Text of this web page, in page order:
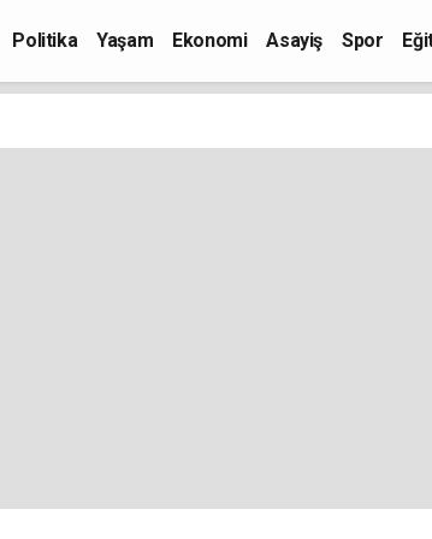
Politika Yaşam Ekonomi Asayiş Spor